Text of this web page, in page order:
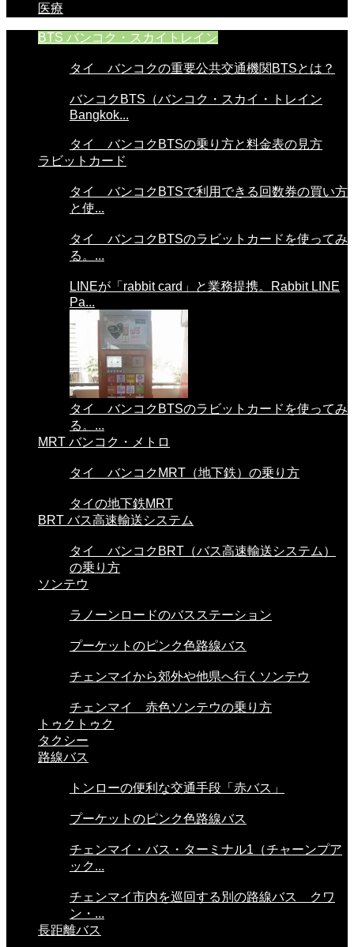
医療
BTS バンコク・スカイトレイン
タイ バンコクの重要公共交通機関BTSとは？
バンコクBTS（バンコク・スカイ・トレイン
Bangkok...
タイ バンコクBTSの乗り方と料金表の見方
ラビットカード
タイ バンコクBTSで利用できる回数券の買い方
と使...
タイ バンコクBTSのラビットカードを使ってみ
る。...
LINEが「rabbit card」と業務提携。Rabbit LINE
Pa...
タイ バンコクBTSのラビットカードを使ってみ
る。...
MRT バンコク・メトロ
タイ バンコクMRT（地下鉄）の乗り方
タイの地下鉄MRT
BRT バス高速輸送システム
タイ バンコクBRT（バス高速輸送システム）
の乗り方
ソンテウ
ラノーンロードのバスステーション
プーケットのピンク色路線バス
チェンマイから郊外や他県へ行くソンテウ
チェンマイ 赤色ソンテウの乗り方
トゥクトゥク
タクシー
路線バス
トンローの便利な交通手段「赤バス」
プーケットのピンク色路線バス
チェンマイ・バス・ターミナル1（チャーンプア
ック...
チェンマイ市内を巡回する別の路線バス クワ
ン・...
長距離バス